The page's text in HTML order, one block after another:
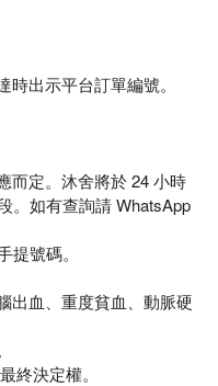
時出示平台訂單編號。
而定。沐舍將於 24 小時
。如有查詢請 WhatsApp
提號碼。
出血、重度貧血、動脈硬
終決定權。